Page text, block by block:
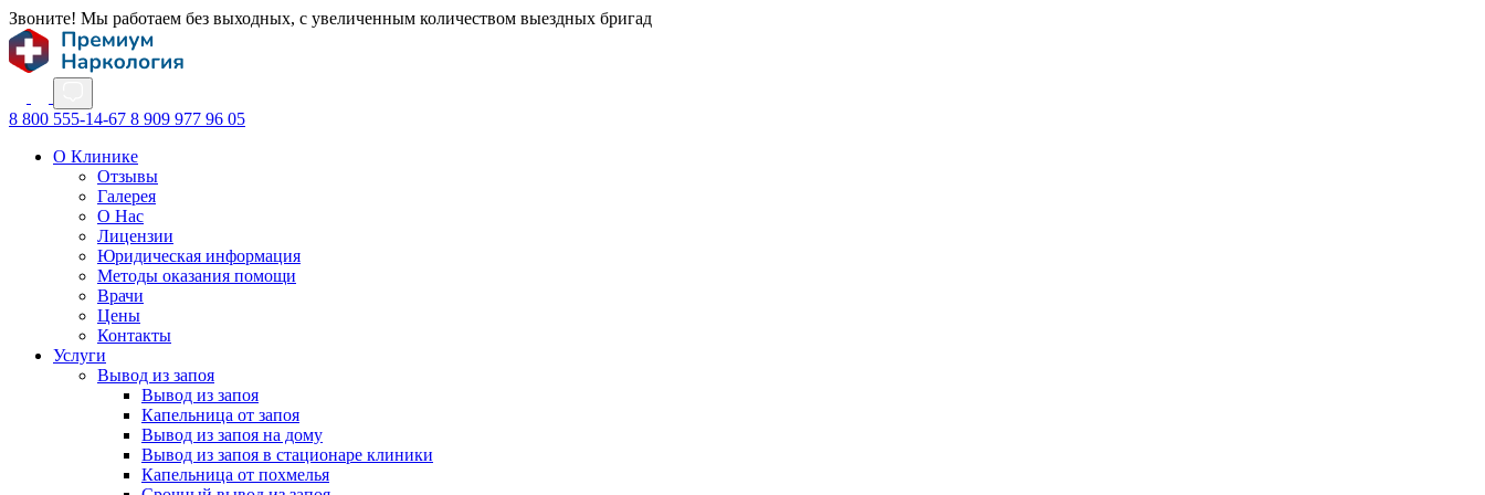
Звоните! Мы работаем без выходных, с увеличенным количеством выездных бригад
8 800 555-14-67 8 909 977 96 05
О Клинике
Отзывы
Галерея
О Нас
Лицензии
Юридическая информация
Методы оказания помощи
Врачи
Цены
Контакты
Услуги
Вывод из запоя
Вывод из запоя
Капельница от запоя
Вывод из запоя на дому
Вывод из запоя в стационаре клиники
Капельница от похмелья